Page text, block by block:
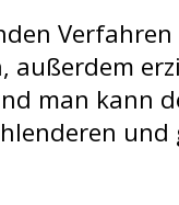
außerdem
man kann
und